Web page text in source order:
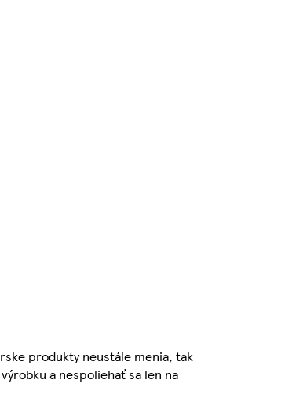
produkty neustále menia, tak
a nespoliehať sa len na